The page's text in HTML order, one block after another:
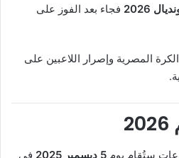
2026
فجاء بعد الفوز على
المصرية وإصرار اللاعبين على
ستُقام يوم 5 ديسمبر 2025
في